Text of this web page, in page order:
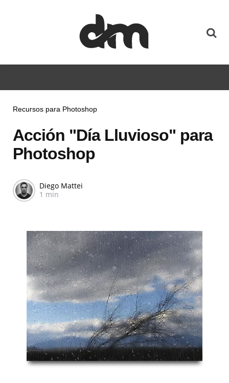
Recursos para Photoshop
Acción "Día Lluvioso" para
Photoshop
Diego Mattei
1 min